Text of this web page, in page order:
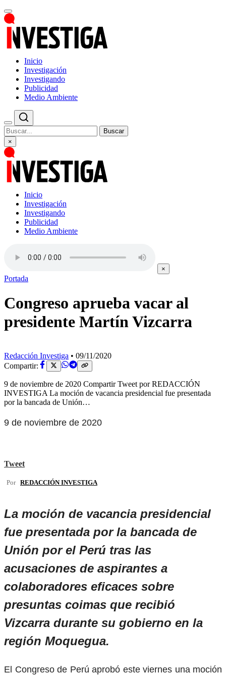
Inicio
Investigación
Investigando
Publicidad
Medio Ambiente
Buscar
×
Inicio
Investigación
Investigando
Publicidad
Medio Ambiente
×
Portada
Congreso aprueba vacar al
presidente Martín Vizcarra
Redacción Investiga • 09/11/2020
Compartir:
9 de noviembre de 2020 Compartir Tweet por REDACCIÓN
INVESTIGA La moción de vacancia presidencial fue presentada
por la bancada de Unión…
9 de noviembre de 2020
Tweet
Por REDACCIÓN INVESTIGA
La moción de vacancia presidencial
fue presentada por la bancada de
Unión por el Perú tras las
acusaciones de aspirantes a
colaboradores eficaces sobre
presuntas coimas que recibió
Vizcarra durante su gobierno en la
región Moquegua.
El Congreso de Perú aprobó este viernes una moción